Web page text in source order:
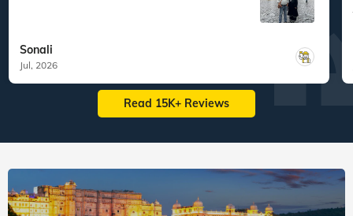
Sonali
Jul, 2026
Read 15K+ Reviews